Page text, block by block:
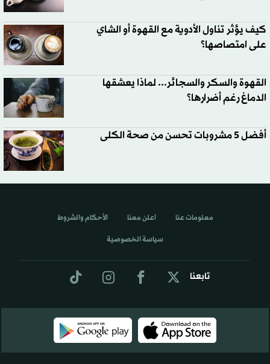
كيف يؤثر تناول الأدوية مع القهوة أو الشاي
على امتصاصها؟
القهوة والسكر والسجائر... لماذا يعشقها
الدماغ رغم أضرارها؟
أفضل 5 مشروبات تحسن من صحة الكلى
تابعنا
معلومات عنا اعلن معنا الأحكام والشروط
سياسة الخصوصية